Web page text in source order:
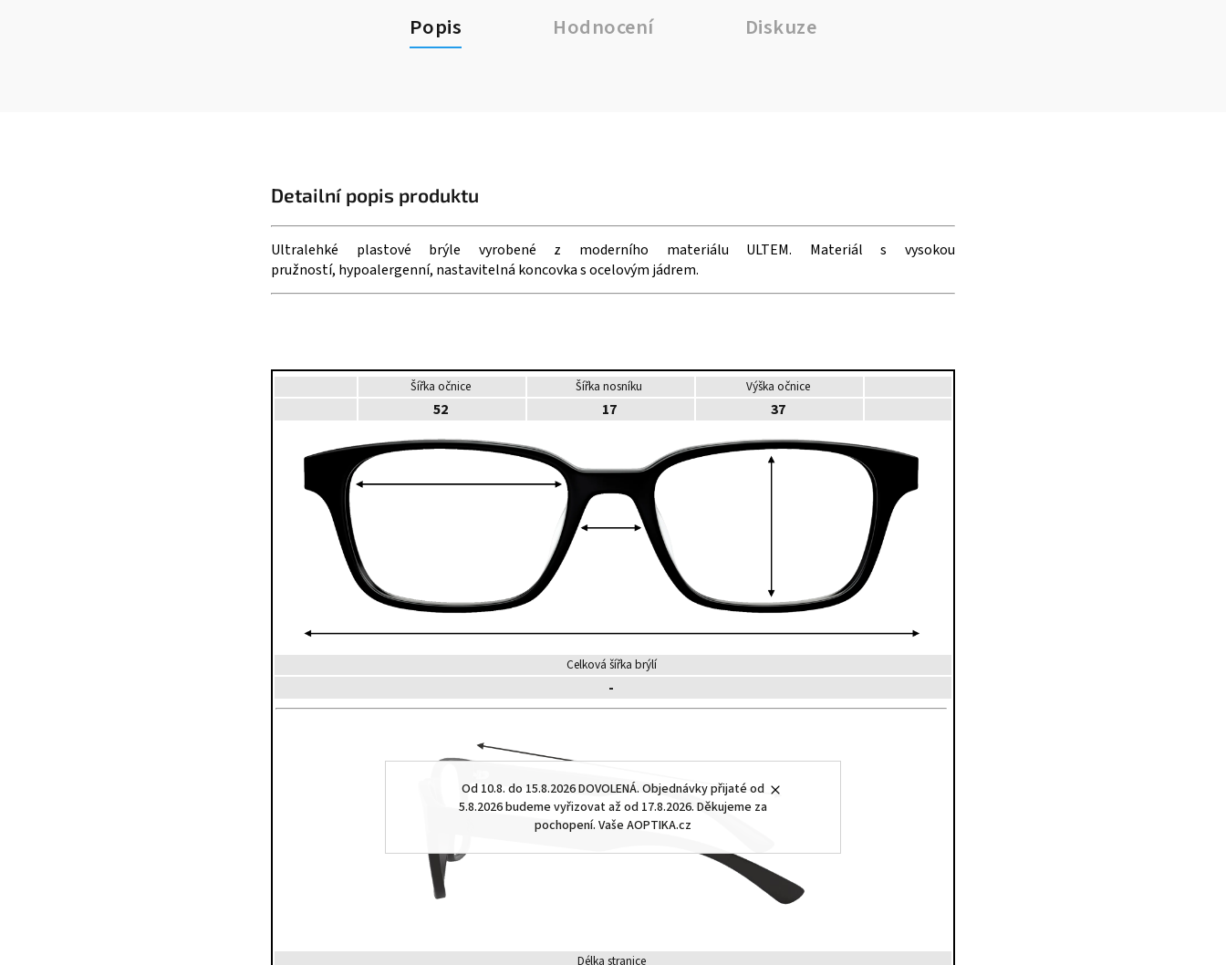
Od 10.8. do 15.8.2026 DOVOLENÁ. Objednávky přijaté od
5.8.2026 budeme vyřizovat až od 17.8.2026. Děkujeme za
pochopení. Vaše AOPTIKA.cz
Popis Hodnocení Diskuze
Detailní popis produktu
Ultralehké plastové brýle vyrobené z moderního materiálu ULTEM. Materiál s vysokou
pružností, hypoalergenní, nastavitelná koncovka s ocelovým jádrem.
Šířka očnice Šířka nosníku Výška očnice
52 17 37
Celková šířka brýlí
-
Délka stranice